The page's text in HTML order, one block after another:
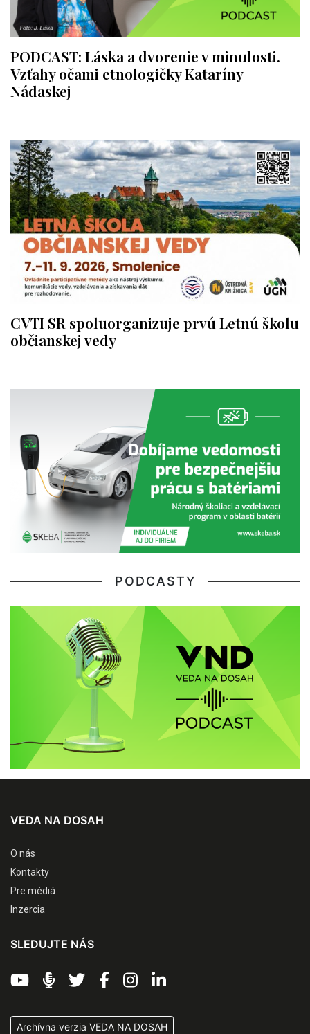
PODCAST: Láska a dvorenie v minulosti.
Vzťahy očami etnologičky Kataríny
Nádaskej
CVTI SR spoluorganizuje prvú Letnú školu
občianskej vedy
PODCASTY
VEDA NA DOSAH
O nás
Kontakty
Pre médiá
Inzercia
SLEDUJTE NÁS
Archívna verzia VEDA NA DOSAH